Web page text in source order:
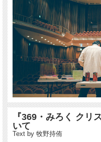
『369・みろく クリ
いて
Text by 牧野持侑